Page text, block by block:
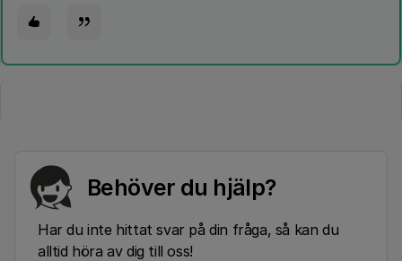
Behöver du hjälp?
Har du inte hittat svar på din fråga, så kan du
alltid höra av dig till oss!